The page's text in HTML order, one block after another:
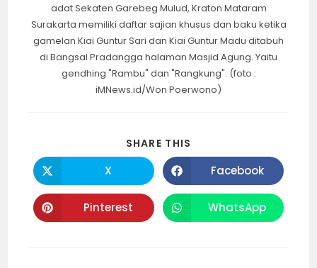
adat Sekaten Garebeg Mulud, Kraton Mataram
Surakarta memiliki daftar sajian khusus dan baku ketika
gamelan Kiai Guntur Sari dan Kiai Guntur Madu ditabuh
di Bangsal Pradangga halaman Masjid Agung. Yaitu
gendhing "Rambu" dan "Rangkung". (foto :
iMNews.id/Won Poerwono)
SHARE THIS
Opens
in
a
new
window
X Opens
in
a
new
window
Facebook
Opens
in
Pinterest Opens
in
WhatsApp